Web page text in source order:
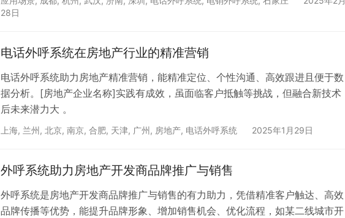
28日
电话外呼系统在房地产行业的精准营销
电话外呼系统助力房地产精准营销，能精准定位、个性沟通、高效跟进且便于数
据分析。[房地产企业名称]实践有成效，虽面临客户抵触等挑战，但融合新技术
后未来潜力大 。
上海, 兰州, 北京, 南京, 合肥, 天津, 广州, 房地产, 电话外呼系统 2025年1月29日
外呼系统助力房地产开发商品牌推广与销售
外呼系统是房地产开发商品牌推广与销售的有力助力，凭借精准客户触达、高效
品牌传播等优势，能提升品牌形象、增加销售机会、优化流程，如某二线城市开